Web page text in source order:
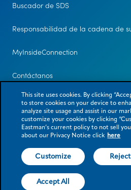
Buscador de SDS
Responsabilidad de la cadena de
MyInsideConnection
Contáctanos
© 2026 Eastman Chemical Company o sus
reservados. Como se usa en el presente
de marca comercial registrada solo en los
This site uses cookies. By clicking
to store cookies on your device to
analyze site usage and assist in our
customize your cookies by clicking
Eastman’s current policy to not sell
about our Privacy Notice click here
Customize Reject
Accept All